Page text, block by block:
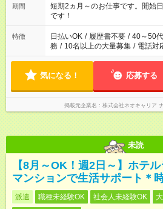
でお休みや時間の調整が必要な場
い。
期間
短期2ヵ月～のお仕事です。開
です！
特徴 日払いOK / 履歴書不要 / 40～50
務 / 10名以上の大量募集 / 電話対
気になる！ 応募する
掲載元企業名 株式会社ネオキャリア
未読
【8月～OK！週2日～】ホテ
マンションで生活サポート＊
派遣 職種未経験OK 社会人未経験OK